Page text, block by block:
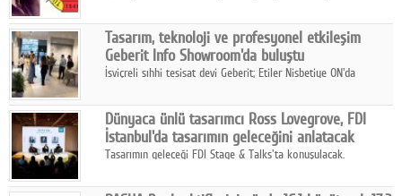
SOSYAL MEDYA
Facebook
Twitter
Google Plus
© 2026 TÜM HAKLARI SAKLIDIR
Tasarım, teknoloji ve profesyonel etkileşim
Geberit Info Showroom'da buluştu
İsviçreli sıhhi tesisat devi Geberit; Etiler Nisbetiye ON'da
ortaklığıyla özel bir davete ev sahipliği yaptı.
Dünyaca ünlü tasarımcı Ross Lovegrove, FDI
İstanbul'da tasarımın geleceğini anlatacak
Tasarımın geleceği FDI Stage & Talks'ta konuşulacak.